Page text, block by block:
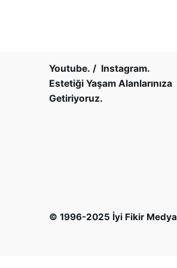
Youtube. / Instagram.
Estetiği Yaşam Alanlarınıza
Getiriyoruz.
© 1996-2025 İyi Fikir Medya